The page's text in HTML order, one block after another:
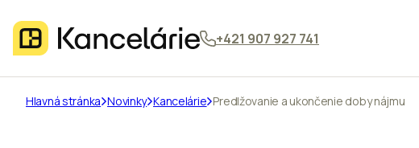
+421 907 927 741
Hlavná stránka Novinky Kancelárie Predlžovanie a ukončenie doby nájmu